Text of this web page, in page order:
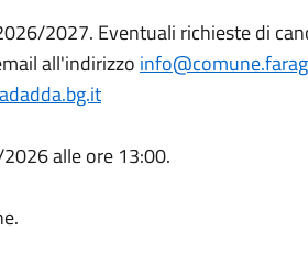
2027. Eventuali richieste di
all'indirizzo
alle ore 13:00.